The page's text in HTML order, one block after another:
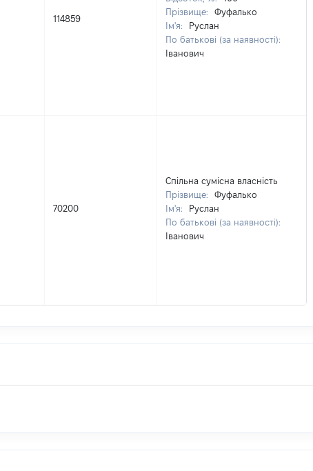
114859
Прізвище:
Фуфалько
Ім'я:
Руслан
По батькові (за наявності):
Іванович
70200
Спільна сумісна власність
Прізвище:
Фуфалько
Ім'я:
Руслан
По батькові (за наявності):
Іванович